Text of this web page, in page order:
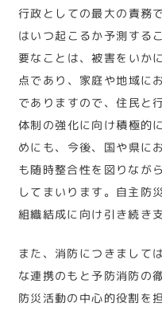
行政としての最大の責務
はいつ起こるか予測する
要なことは、被害をいか
点であり、家庭や地域に
でありますので、住民と
体制の強化に向け積極的
めにも、今後、国や県に
も随時整合性を図りなが
してまいります。自主防
組織結成に向け引き続き
また、消防につきまして
な連携のもと予防消防の
防災活動の中心的役割を